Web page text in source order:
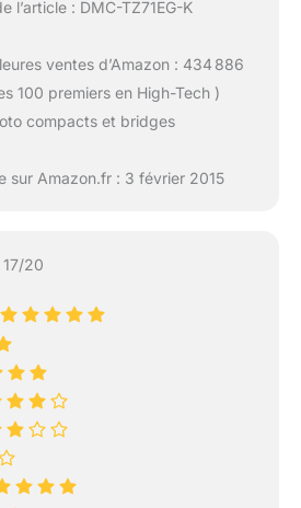
l’article : DMC-TZ71EG-K
ventes d’Amazon : 434 886
100 premiers en High-Tech )
compacts et bridges
sur Amazon.fr : 3 février 2015
20